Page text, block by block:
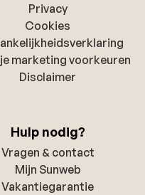
Privacy
Cookies
marketing voorkeuren
Disclaimer
Hulp nodig?
Vragen & contact
Mijn Sunweb
Vakantiegarantie